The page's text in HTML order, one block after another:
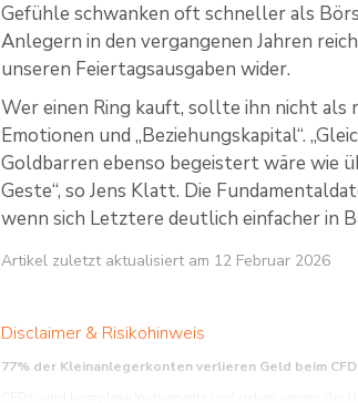
Gefühle schwanken oft schneller als
Anlegern in den vergangenen Jahren
unseren Feiertagsausgaben wider.
Wer einen Ring kauft, sollte ihn nicht
Emotionen und „Beziehungskapital“.
Goldbarren ebenso begeistert wäre wie
Geste“, so Jens Klatt. Die
wenn sich Letztere deutlich einfacher in
Artikel zuletzt aktualisiert am 12 Februar 2026
Disclaimer & Risikohinweis
77% der Kleinanlegerkonten verlieren Geld beim